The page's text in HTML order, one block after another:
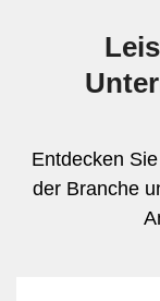
Entdecken
der Branche